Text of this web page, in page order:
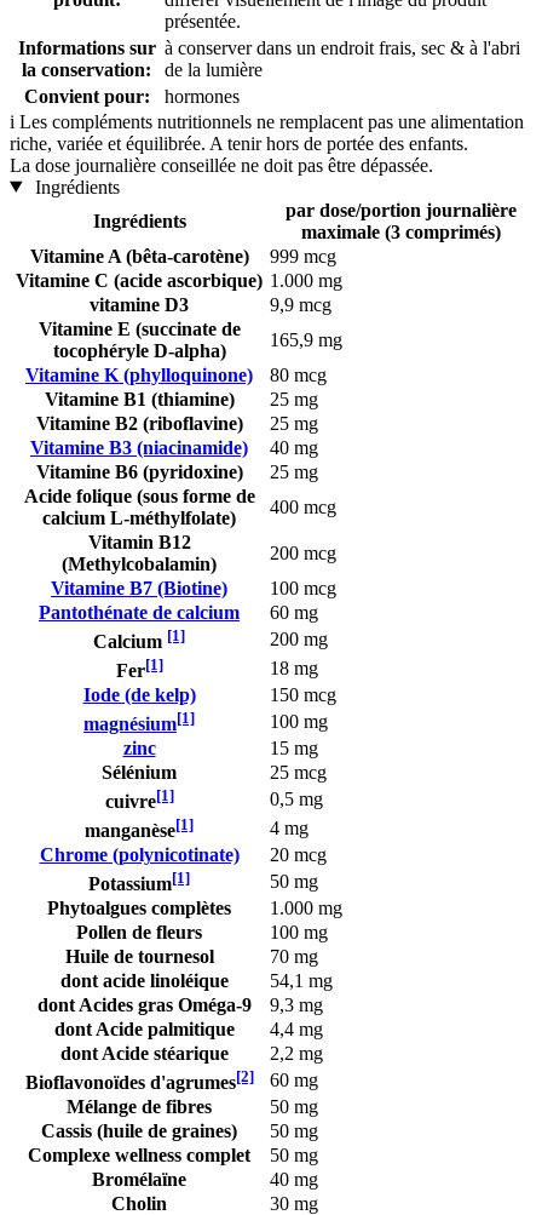
présentée.
Informations sur
la conservation:
à conserver dans un endroit frais, sec & à l'abri
de la lumière
Convient pour:
hormones
i Les compléments nutritionnels ne remplacent pas une alimentation
riche, variée et équilibrée. A tenir hors de portée des enfants.
La dose journalière conseillée ne doit pas être dépassée.
Ingrédients
Ingrédients
par dose/portion journalière
maximale (3 comprimés)
Vitamine A (bêta-carotène)
999 mcg
Vitamine C (acide ascorbique) 1.000 mg
vitamine D3
9,9 mcg
Vitamine E (succinate de
tocophéryle D-alpha)
165,9 mg
Vitamine K (phylloquinone)
80 mcg
Vitamine B1 (thiamine)
25 mg
Vitamine B2 (riboflavine)
25 mg
Vitamine B3 (niacinamide)
40 mg
Vitamine B6 (pyridoxine)
25 mg
Acide folique (sous forme de
calcium L-méthylfolate)
400 mcg
Vitamin B12
(Methylcobalamin)
200 mcg
Vitamine B7 (Biotine)
100 mcg
Pantothénate de calcium
60 mg
Calcium [1]
200 mg
Fer[1]
18 mg
Iode (de kelp)
150 mcg
magnésium[1]
100 mg
zinc
15 mg
Sélénium
25 mcg
cuivre[1]
0,5 mg
manganèse[1]
4 mg
Chrome (polynicotinate)
20 mcg
Potassium[1]
50 mg
Phytoalgues complètes
1.000 mg
Pollen de fleurs
100 mg
Huile de tournesol
70 mg
dont acide linoléique
54,1 mg
dont Acides gras Oméga-9
9,3 mg
dont Acide palmitique
4,4 mg
dont Acide stéarique
2,2 mg
Bioflavonoïdes d'agrumes[2]
60 mg
Mélange de fibres
50 mg
Cassis (huile de graines)
50 mg
Complexe wellness complet
50 mg
Bromélaïne
40 mg
Cholin
30 mg